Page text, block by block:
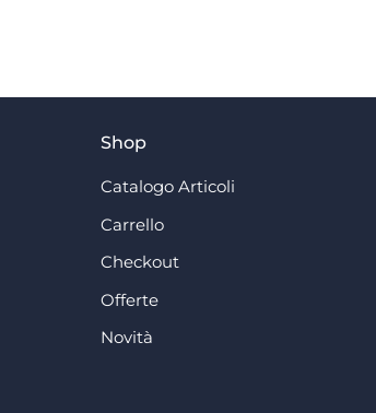
Shop
Catalogo Articoli
Carrello
Checkout
Offerte
Novità